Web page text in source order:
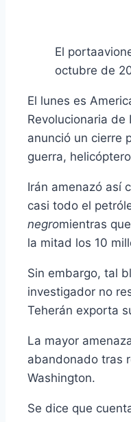
El
octubre de
El lunes es
Revolucionaria
anunció un cierre
guerra,
Irán amenazó así
casi todo el
negromientras
la mitad los 10
Sin embargo, tal
investigador no
Teherán exporta
La mayor
abandonado tras
Washington.
Se dice que